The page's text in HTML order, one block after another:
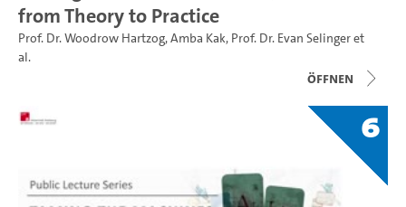
from Theory to Practice
Prof. Dr. Woodrow Hartzog,Amba Kak, Prof. Dr. Evan Selingeret
al.
Öffnen
6